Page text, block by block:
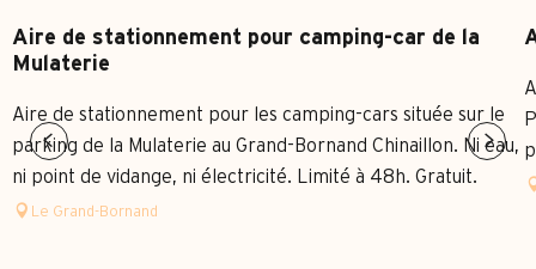
Aire de stationnement pour camping-car de la
Mulaterie
Aire de stationnement pour les camping-cars située sur le
parking de la Mulaterie au Grand-Bornand Chinaillon. Ni eau,
ni point de vidange, ni électricité. Limité à 48h. Gratuit.
Le Grand-Bornand